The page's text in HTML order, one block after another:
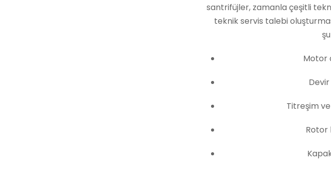
santrifüjler, zamanla çeşitli
teknik servis talebi
Motor
Devir
Titreşim
Rotor